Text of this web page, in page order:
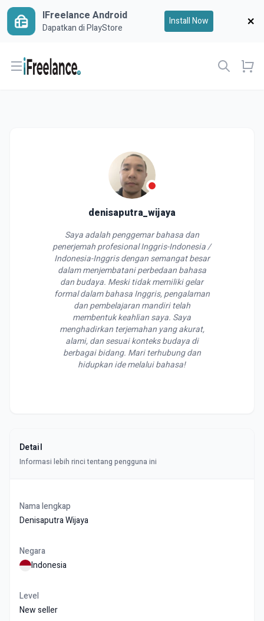
IFreelance Android
Dapatkan di PlayStore
Install Now
Open menu
denisaputra_wijaya
Saya adalah penggemar bahasa dan
penerjemah profesional Inggris-Indonesia /
Indonesia-Inggris dengan semangat besar
dalam menjembatani perbedaan bahasa
dan budaya. Meski tidak memiliki gelar
formal dalam bahasa Inggris, pengalaman
dan pembelajaran mandiri telah
membentuk keahlian saya. Saya
menghadirkan terjemahan yang akurat,
alami, dan sesuai konteks budaya di
berbagai bidang. Mari terhubung dan
hidupkan ide melalui bahasa!
Detail
Informasi lebih rinci tentang pengguna ini
Nama lengkap
Denisaputra Wijaya
Negara
Indonesia
Level
New seller